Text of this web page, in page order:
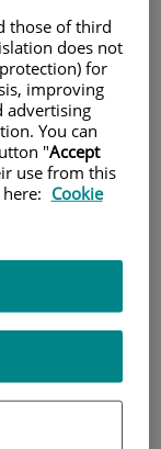
those of third
does not
for
improving
advertising
You can
"Accept
use from this
Cookie